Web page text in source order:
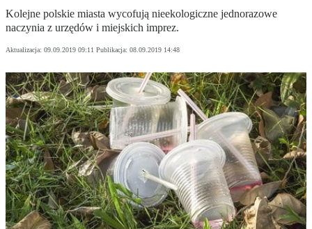
Kolejne polskie miasta wycofują nieekologiczne jednorazowe
naczynia z urzędów i miejskich imprez.
Aktualizacja: 09.09.2019 09:11 Publikacja: 08.09.2019 14:48